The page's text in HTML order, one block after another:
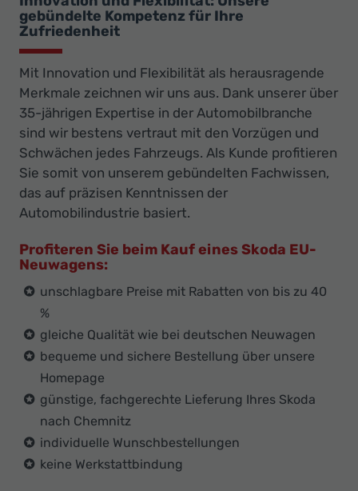
gebündelte Kompetenz für Ihre
Zufriedenheit
Mit Innovation und Flexibilität als herausragende
Merkmale zeichnen wir uns aus. Dank unserer über
35-jährigen Expertise in der Automobilbranche
sind wir bestens vertraut mit den Vorzügen und
Schwächen jedes Fahrzeugs. Als Kunde profitieren
Sie somit von unserem gebündelten Fachwissen,
das auf präzisen Kenntnissen der
Automobilindustrie basiert.
Profiteren Sie beim Kauf eines Skoda EU-
Neuwagens:
unschlagbare Preise mit Rabatten von bis zu 40
%
gleiche Qualität wie bei deutschen Neuwagen
bequeme und sichere Bestellung über unsere
Homepage
günstige, fachgerechte Lieferung Ihres Skoda
nach Chemnitz
individuelle Wunschbestellungen
keine Werkstattbindung